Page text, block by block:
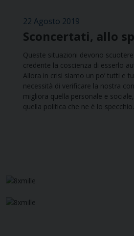
22 Agosto 2019
Sconcertati, allo
Queste situazioni devono
credente la coscienza di esserlo
Allora in crisi siamo un po’ tutti e
necessità di verificare la nostra
migliora quella personale e
quella politica che ne è lo